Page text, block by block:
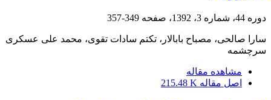
دوره 44، شماره 3، 1392، صفحه 349-357
سارا صالحی، مصباح بابالار، تکتم سادات تقوی، محمد علی عسکری
سرچشمه
مشاهده مقاله
اصل مقاله 215.48 K